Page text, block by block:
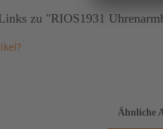
zu "RIOS1931
Ähnliche